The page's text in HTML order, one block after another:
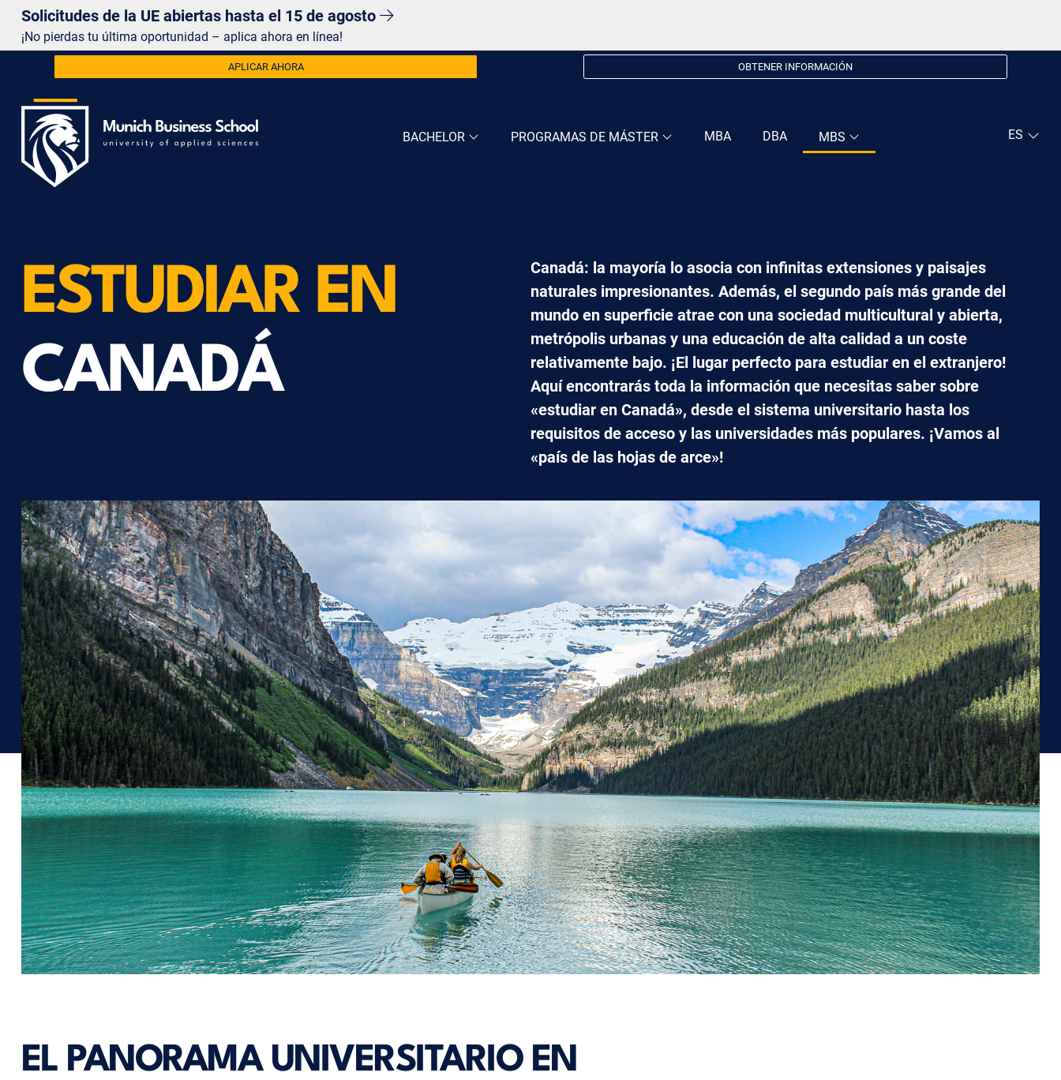
Solicitudes de la UE abiertas hasta el 15 de agosto
¡No pierdas tu última oportunidad – aplica ahora en línea!
BACHELOR PROGRAMAS DE MÁSTER MBA DBA MBS
APLICAR AHORA OBTENER INFORMACIÓN
ESTUDIAR EN
CANADÁ
Canadá: la mayoría lo asocia con infinitas extensiones y paisajes
naturales impresionantes. Además, el segundo país más grande del
mundo en superficie atrae con una sociedad multicultural y abierta,
metrópolis urbanas y una educación de alta calidad a un coste
relativamente bajo. ¡El lugar perfecto para estudiar en el extranjero!
Aquí encontrarás toda la información que necesitas saber sobre
«estudiar en Canadá», desde el sistema universitario hasta los
requisitos de acceso y las universidades más populares. ¡Vamos al
«país de las hojas de arce»!
EL PANORAMA UNIVERSITARIO EN